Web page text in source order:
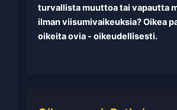
turvallista muuttoa tai vapautta
ilman viisumivaikeuksia? Oikea
oikeita ovia - oikeudellisesti.